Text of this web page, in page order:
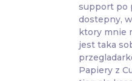
support po
dostepny,
ktory mnie
jest taka
Papiery z